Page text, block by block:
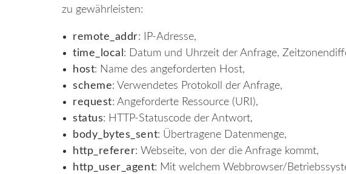
zu gewährleisten:
remote_addr: IP-Adresse,
time_local : Datum und Uhrzeit der Anfrage,
host: Name des angeforderten Host,
scheme: Verwendetes Protokoll der Anfrage,
request: Angeforderte Ressource (URI),
status: HTTP-Statuscode der Antwort,
body_bytes_sent: Übertragene Datenmenge,
http_referer: Webseite, von der die Anfrage kommt,
http_user_agent: Mit welchem Webbrowser/